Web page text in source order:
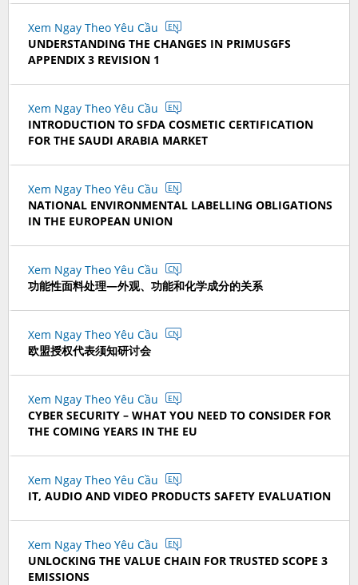
Xem Ngay Theo Yêu Cầu EN
UNDERSTANDING THE CHANGES IN PRIMUSGFS
APPENDIX 3 REVISION 1
Xem Ngay Theo Yêu Cầu EN
INTRODUCTION TO SFDA COSMETIC CERTIFICATION
FOR THE SAUDI ARABIA MARKET
Xem Ngay Theo Yêu Cầu EN
NATIONAL ENVIRONMENTAL LABELLING OBLIGATIONS
IN THE EUROPEAN UNION
Xem Ngay Theo Yêu Cầu CN
功能性面料处理—外观、功能和化学成分的关系
Xem Ngay Theo Yêu Cầu CN
欧盟授权代表须知研讨会
Xem Ngay Theo Yêu Cầu EN
CYBER SECURITY – WHAT YOU NEED TO CONSIDER FOR
THE COMING YEARS IN THE EU
Xem Ngay Theo Yêu Cầu EN
IT, AUDIO AND VIDEO PRODUCTS SAFETY EVALUATION
Xem Ngay Theo Yêu Cầu EN
UNLOCKING THE VALUE CHAIN FOR TRUSTED SCOPE 3
EMISSIONS